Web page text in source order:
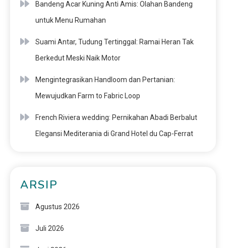
Bandeng Acar Kuning Anti Amis: Olahan Bandeng
untuk Menu Rumahan
Suami Antar, Tudung Tertinggal: Ramai Heran Tak
Berkedut Meski Naik Motor
Mengintegrasikan Handloom dan Pertanian:
Mewujudkan Farm to Fabric Loop
French Riviera wedding: Pernikahan Abadi Berbalut
Elegansi Mediterania di Grand Hotel du Cap-Ferrat
ARSIP
Agustus 2026
Juli 2026